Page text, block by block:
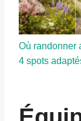
Où randonner
4 spots